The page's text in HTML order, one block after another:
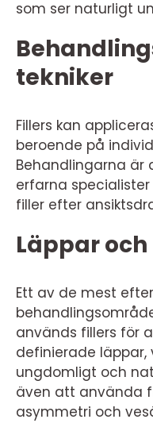
som ser naturligt
tekniker
Fillers kan
beroende på
Behandlingarna är
erfarna
filler efter
Läppar
Ett av de mest
används fillers för
definierade
ungdomligt och
även att använda
asymmetri och